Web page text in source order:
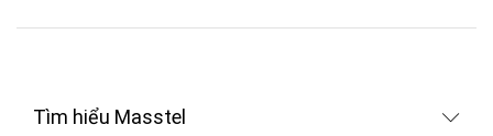
Tìm hiểu Masstel